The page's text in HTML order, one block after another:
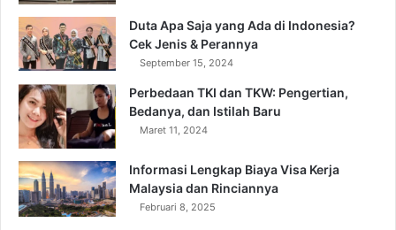
Duta Apa Saja yang Ada di Indonesia?
Cek Jenis & Perannya
September 15, 2024
Perbedaan TKI dan TKW: Pengertian,
Bedanya, dan Istilah Baru
Maret 11, 2024
Informasi Lengkap Biaya Visa Kerja
Malaysia dan Rinciannya
Februari 8, 2025